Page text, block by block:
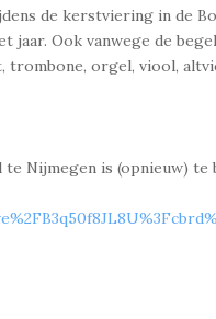
de kerstviering in de
jaar. Ook vanwege de
orgel, viool,
Nijmegen is (opnieuw) te